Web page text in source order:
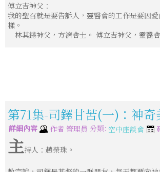
傅立吉神父：
我的聖召就是要告訴人，靈醫會的工作是要因
樣。
林其鏘神父，方濟會士。 傅立吉神父，靈醫
第71集-司鐸甘苦(一)：神奇
詳細內容 作者 管理員 分類: 空中座談會
主持人：趙榮珠。